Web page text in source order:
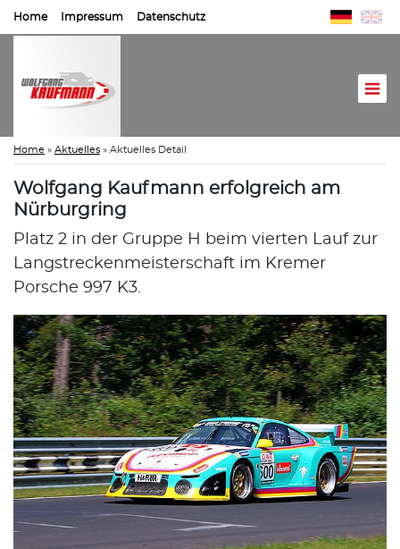
Home Impressum Datenschutz
Home » Aktuelles » Aktuelles Detail
Wolfgang Kaufmann erfolgreich am
Nürburgring
Platz 2 in der Gruppe H beim vierten Lauf zur
Langstreckenmeisterschaft im Kremer
Porsche 997 K3.